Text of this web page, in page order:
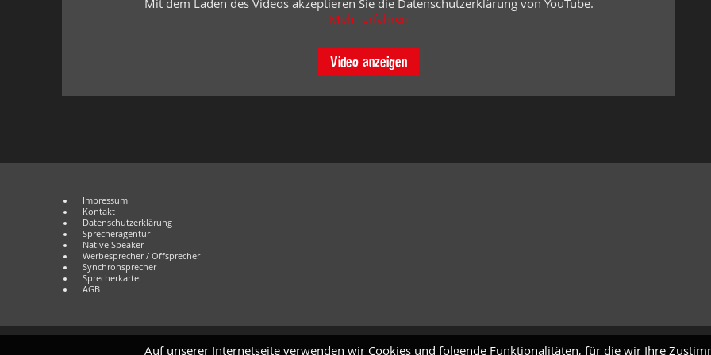
Mit dem Laden des Videos akzeptieren Sie die Datenschutzerklärung von YouTube.
Mehr erfahren
Video anzeigen
Impressum
Kontakt
Datenschutzerklärung
Sprecheragentur
Native Speaker
Werbesprecher / Offsprecher
Synchronsprecher
Sprecherkartei
AGB
Auf unserer Internetseite verwenden wir Cookies und folgende Funktionalitäten, für die wir Ihre